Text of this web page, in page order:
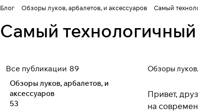
Блог Обзоры луков, арбалетов, и аксессуаров Самый
Самый технологичный
Обзоры
Привет,
на
Все публикации 89
Обзоры луков, арбалетов, и
аксессуаров
53